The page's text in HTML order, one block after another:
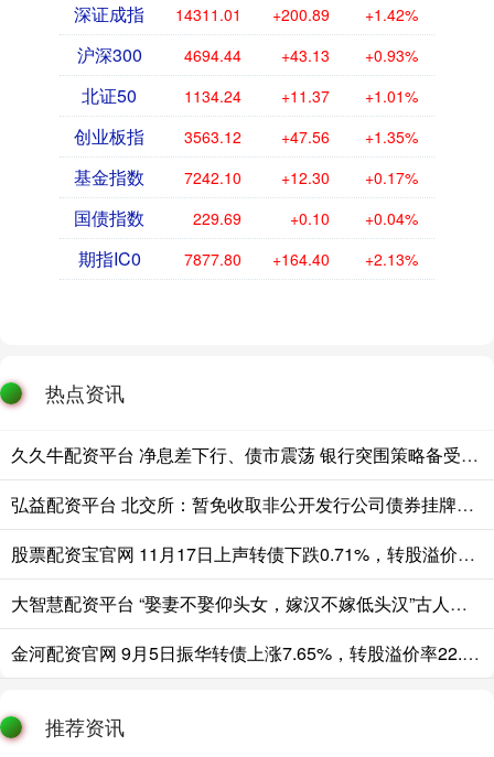
深证成指 14311.01 +200.89 +1.42%
沪深300 4694.44 +43.13 +0.93%
北证50 1134.24 +11.37 +1.01%
创业板指 3563.12 +47.56 +1.35%
基金指数 7242.10 +12.30 +0.17%
国债指数 229.69 +0.10 +0.04%
期指IC0 7877.80 +164.40 +2.13%
热点资讯
久久牛配资平台 净息差下行、债市震荡 银行突围策略备受机构关注
弘益配资平台 北交所：暂免收取非公开发行公司债券挂牌初费和挂牌年费
股票配资宝官网 11月17日上声转债下跌0.71%，转股溢价率39.66%
大智慧配资平台 “娶妻不娶仰头女，嫁汉不嫁低头汉”古人的忠告，年轻人值得一看
金河配资官网 9月5日振华转债上涨7.65%，转股溢价率22.04%
推荐资讯